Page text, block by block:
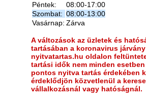
Péntek:
08:00-17:00
Szombat: 08:00-13:00
Vasárnap: Zárva
A változások az üzletek és
tartásában a koronavirus
nyitvatartas.hu oldalon
tartási idők nem minden esetben
pontos nyitva tartás érdekében
érdeklődjön közvetlenül a
vállalkozásnál vagy hatóságnál.